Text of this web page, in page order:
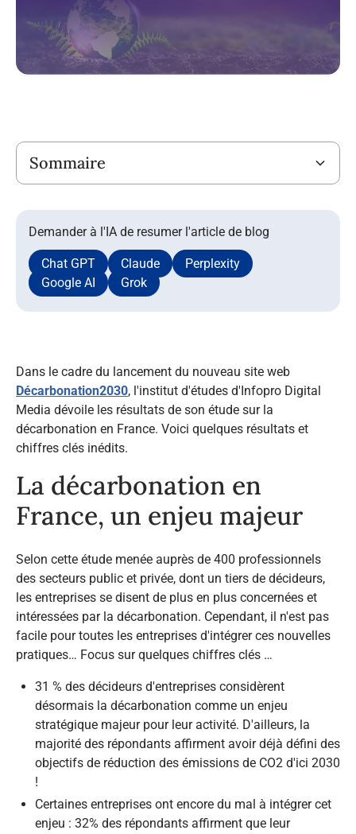
Demander à l'IA de resumer l'article de blog
Chat GPT Claude
Perplexity
Google AI
Grok
Sommaire
Dans le cadre du lancement du nouveau site web
Décarbonation2030, l'institut d'études d'Infopro Digital
Media dévoile les résultats de son étude sur la
décarbonation en France. Voici quelques résultats et
chiffres clés inédits.
La décarbonation en
France, un enjeu majeur
Selon cette étude menée auprès de 400 professionnels
des secteurs public et privée, dont un tiers de décideurs,
les entreprises se disent de plus en plus concernées et
intéressées par la décarbonation. Cependant, il n'est pas
facile pour toutes les entreprises d'intégrer ces nouvelles
pratiques… Focus sur quelques chiffres clés …
31 % des décideurs d'entreprises considèrent
désormais la décarbonation comme un enjeu
stratégique majeur pour leur activité. D'ailleurs, la
majorité des répondants affirment avoir déjà défini des
objectifs de réduction des émissions de CO2 d'ici 2030
!
Certaines entreprises ont encore du mal à intégrer cet
enjeu : 32% des répondants affirment que leur